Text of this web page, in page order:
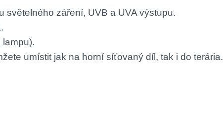
světelného záření, UVB a UVA výstupu.
umístit jak na horní síťovaný díl, tak i do terária.